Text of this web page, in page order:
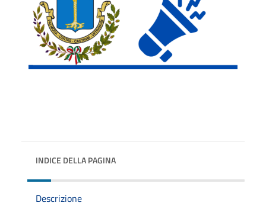
INDICE DELLA PAGINA
Descrizione